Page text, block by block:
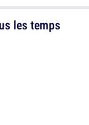
les temps